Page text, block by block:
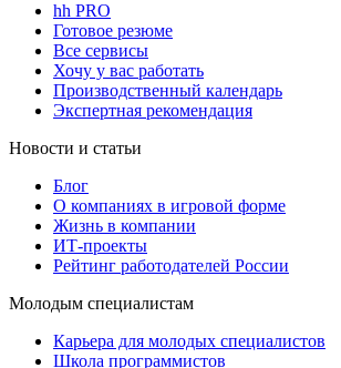
hh PRO
Готовое резюме
Все сервисы
Хочу у вас работать
Производственный календарь
Экспертная рекомендация
Новости и статьи
Блог
О компаниях в игровой форме
Жизнь в компании
ИТ-проекты
Рейтинг работодателей России
Молодым специалистам
Карьера для молодых специалистов
Школа программистов